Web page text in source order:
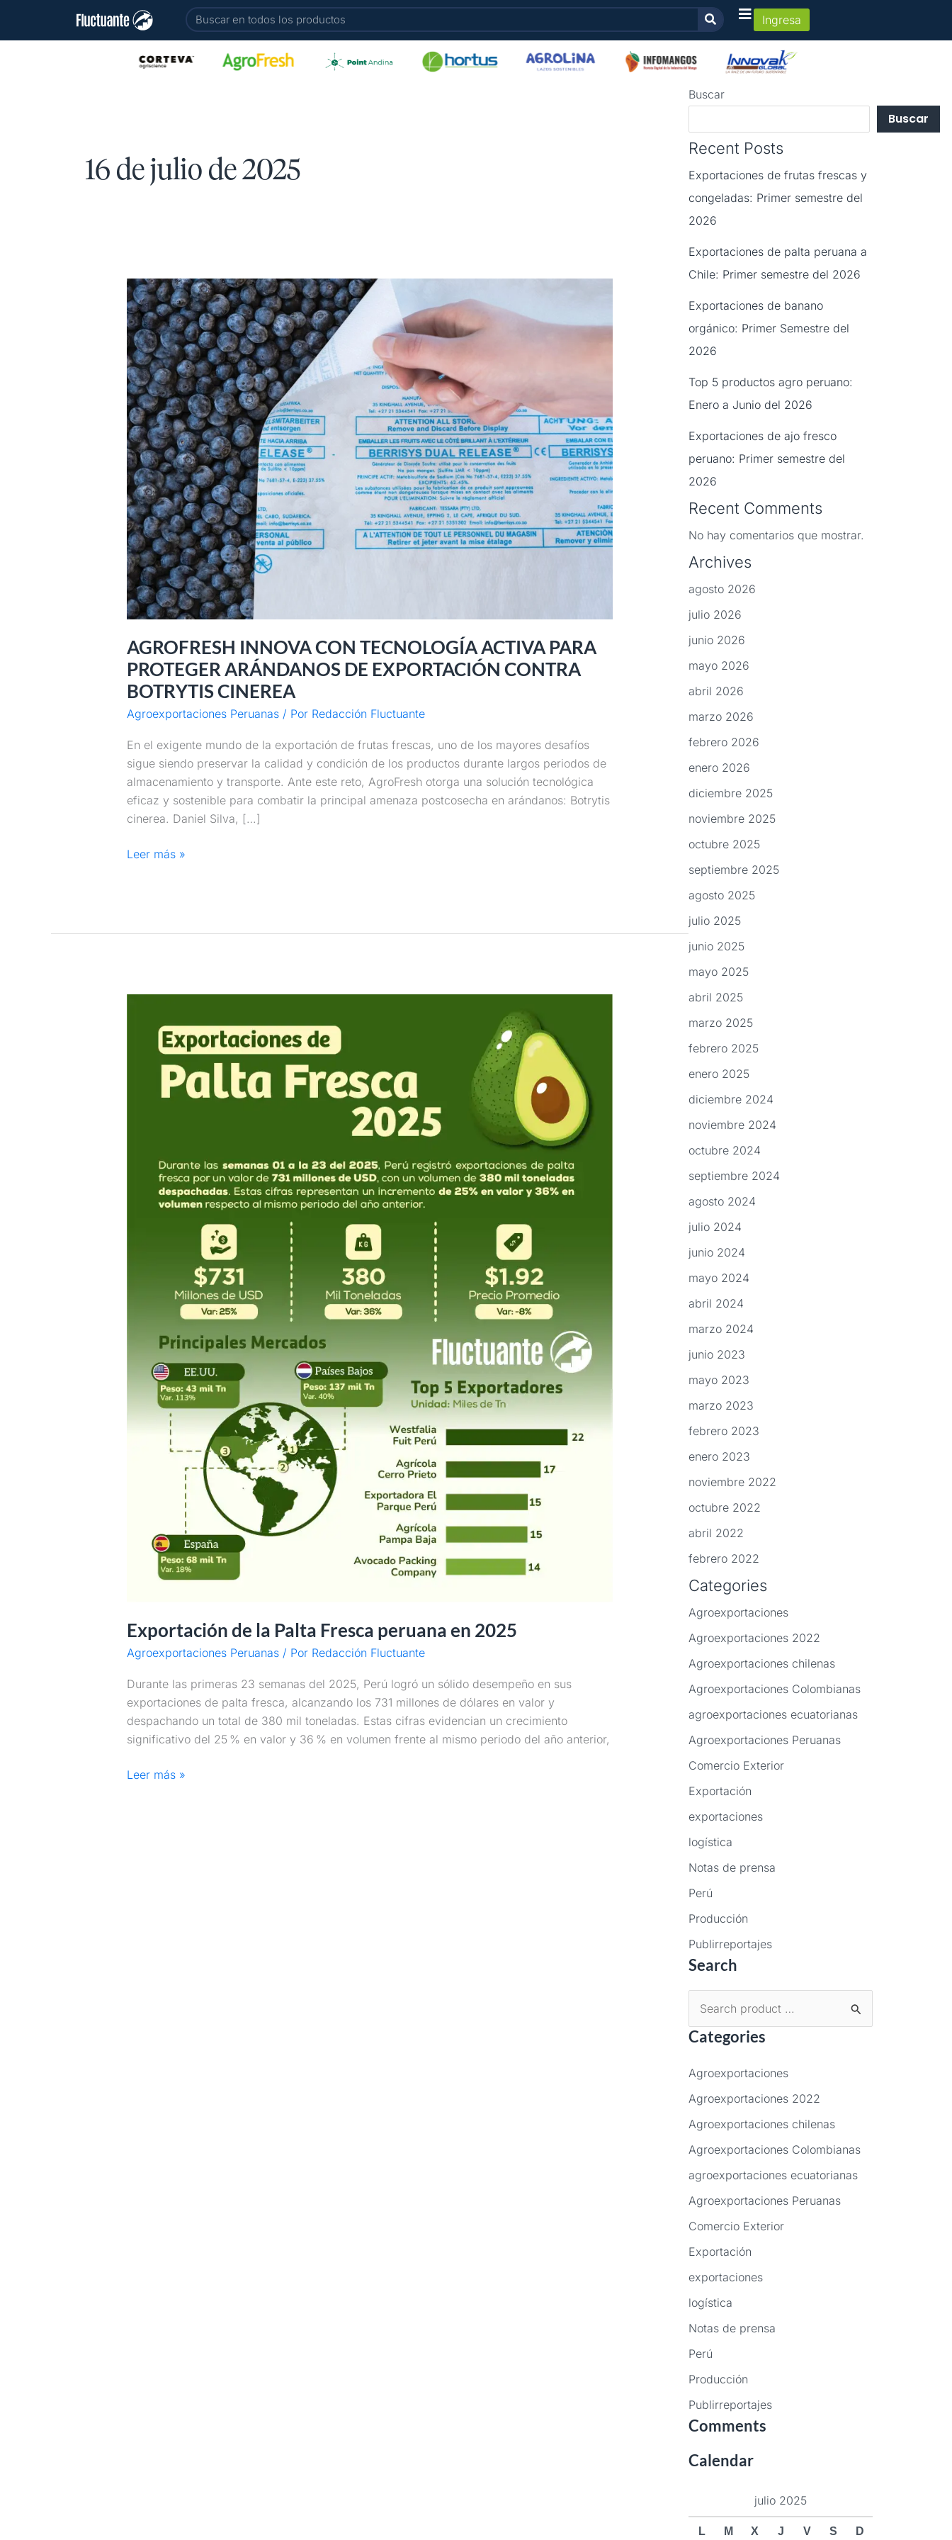
Buscar Ingresa
16 de julio de 2025
AGROFRESH INNOVA CON TECNOLOGÍA ACTIVA PARA
PROTEGER ARÁNDANOS DE EXPORTACIÓN CONTRA
BOTRYTIS CINEREA
Agroexportaciones Peruanas/ Por Redacción Fluctuante
En el exigente mundo de la exportación de frutas frescas, uno de los mayores desafíos
sigue siendo preservar la calidad y condición de los productos durante largos periodos de
almacenamiento y transporte. Ante este reto, AgroFresh otorga una solución tecnológica
eficaz y sostenible para combatir la principal amenaza postcosecha en arándanos: Botrytis
cinerea. Daniel Silva, […]
AGROFRESH
INNOVA
CON
TECNOLOGÍA
ACTIVA
PARA
PROTEGER
ARÁNDANOS
DE
EXPORTACIÓN
CONTRA
BOTRYTIS
CINEREA
Leer más »
Exportación de la Palta Fresca peruana en 2025
Agroexportaciones Peruanas/ Por Redacción Fluctuante
Durante las primeras 23 semanas del 2025, Perú logró un sólido desempeño en sus
exportaciones de palta fresca, alcanzando los 731 millones de dólares en valor y
despachando un total de 380 mil toneladas. Estas cifras evidencian un crecimiento
significativo del 25 % en valor y 36 % en volumen frente al mismo periodo del año anterior,
peruana
Leer más »
Buscar
Buscar
Recent Posts
Exportaciones de frutas frescas y
congeladas: Primer semestre del
2026
Exportaciones de palta peruana a
Chile: Primer semestre del 2026
Exportaciones de banano
orgánico: Primer Semestre del
2026
Top 5 productos agro peruano:
Enero a Junio del 2026
Exportaciones de ajo fresco
peruano: Primer semestre del
2026
Recent Comments
No hay comentarios que mostrar.
Archives
agosto 2026
julio 2026
junio 2026
mayo 2026
abril 2026
marzo 2026
febrero 2026
enero 2026
diciembre 2025
noviembre 2025
octubre 2025
septiembre 2025
agosto 2025
julio 2025
junio 2025
mayo 2025
abril 2025
marzo 2025
febrero 2025
enero 2025
diciembre 2024
noviembre 2024
octubre 2024
septiembre 2024
agosto 2024
julio 2024
junio 2024
mayo 2024
abril 2024
marzo 2024
junio 2023
mayo 2023
marzo 2023
febrero 2023
enero 2023
noviembre 2022
octubre 2022
abril 2022
febrero 2022
Categories
Agroexportaciones
Agroexportaciones 2022
Agroexportaciones chilenas
Agroexportaciones Colombianas
agroexportaciones ecuatorianas
Agroexportaciones Peruanas
Comercio Exterior
Exportación
exportaciones
logística
Notas de prensa
Perú
Producción
Publirreportajes
Search
u
c
a
r
p
o
r
Categories
Agroexportaciones
Agroexportaciones 2022
Agroexportaciones chilenas
Agroexportaciones Colombianas
agroexportaciones ecuatorianas
Agroexportaciones Peruanas
Comercio Exterior
Exportación
exportaciones
logística
Notas de prensa
Perú
Producción
Publirreportajes
Comments
Calendar
julio 2025
L M X J V S D